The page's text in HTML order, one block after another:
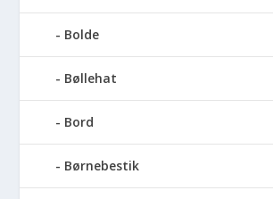
Bolde
Bøllehat
Bord
Børnebestik